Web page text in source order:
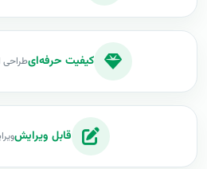
کیفیت حرفه‌ایطراحی
قابل ویرایش